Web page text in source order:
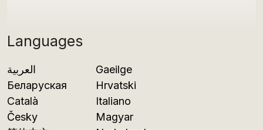
Languages
العربية
Беларуская
Català
Česky
Gaeilge
Hrvatski
Italiano
Magyar